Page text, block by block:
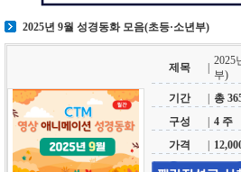
2025년 9월 성경동화 모음(초등·소년부)
제목
2025
부)
기간
총
구성
4 주
가격